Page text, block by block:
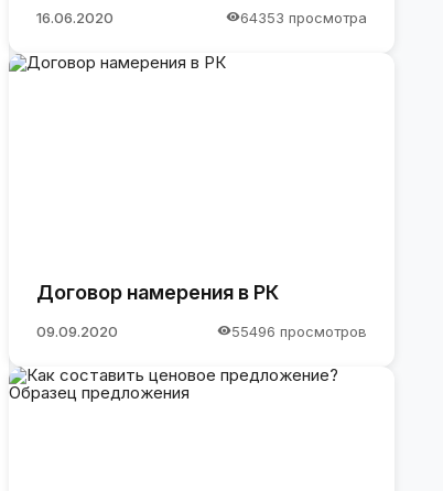
16.06.2020 64353 просмотра
Договор намерения в РК
09.09.2020 55496 просмотров